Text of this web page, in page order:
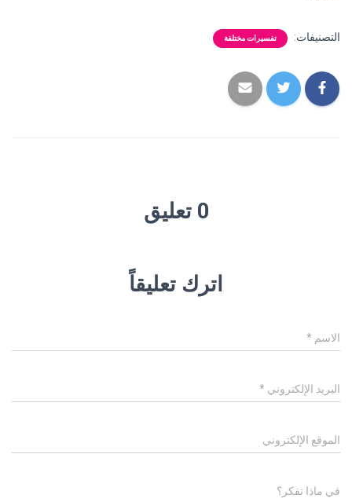
التصنيفات: تفسيرات مختلفة
0 تعليق
اترك تعليقاً
الاسم *
البريد الإلكتروني *
الموقع الإلكتروني
في ماذا تفكر؟